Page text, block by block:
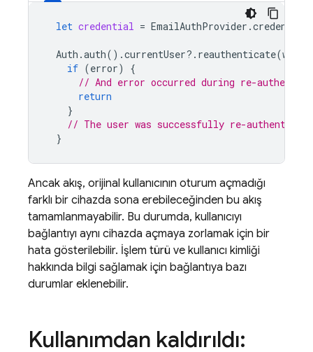
let credential = EmailAuthProvider .credential
Auth .auth().currentUser?. reauthenticate(with
if (error)
{
// And error occurred during re-
return
}
// The user was successfully re-
}
Ancak akış, orijinal kullanıcının oturum açmadığı
farklı bir cihazda sona erebileceğinden bu akış
tamamlanmayabilir. Bu durumda, kullanıcıyı
bağlantıyı aynı cihazda açmaya zorlamak için bir
hata gösterilebilir. İşlem türü ve kullanıcı kimliği
hakkında bilgi sağlamak için bağlantıya bazı
durumlar eklenebilir.
Kullanımdan kaldırıldı: